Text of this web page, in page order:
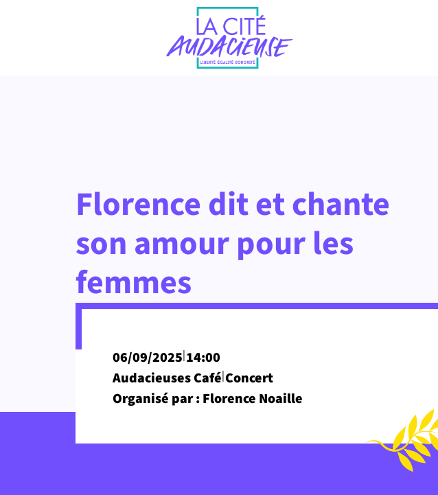
Florence dit et chante
son amour pour les
femmes
06/09/2025|14:00
Audacieuses Café|Concert
Organisé par : Florence Noaille